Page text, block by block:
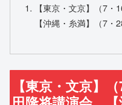
【東京・文京】（7
【沖縄・糸満】（7
【東京・文京】